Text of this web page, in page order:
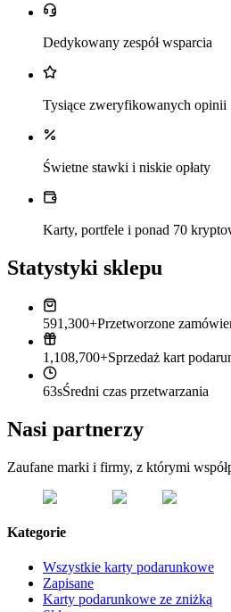
Dedykowany zespół wsparcia
Tysiące zweryfikowanych opinii
Świetne stawki i niskie opłaty
Karty, portfele i ponad 70
Statystyki sklepu
591,300+Przetworzone
1,108,700+Sprzedaż kart
63sŚredni czas przetwarzania
Nasi partnerzy
Zaufane marki i firmy, z którymi
Kategorie
Wszystkie karty podarunkowe
Zapisane
Karty podarunkowe ze zniżką